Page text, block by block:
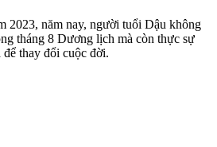
2023, năm nay, người tuổi Dậu không
tháng 8 Dương lịch mà còn thực sự
thay đổi cuộc đời.